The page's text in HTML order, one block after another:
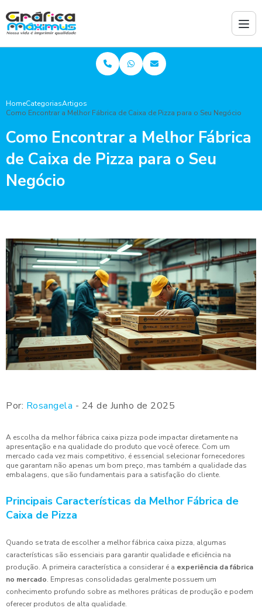
HomeCategoriasArtigos
Como Encontrar a Melhor Fábrica de Caixa de Pizza para o Seu Negócio
Como Encontrar a Melhor Fábrica
de Caixa de Pizza para o Seu
Negócio
Por: Rosangela - 24 de Junho de 2025
A escolha da melhor fábrica caixa pizza pode impactar diretamente na
apresentação e na qualidade do produto que você oferece. Com um
mercado cada vez mais competitivo, é essencial selecionar fornecedores
que garantam não apenas um bom preço, mas também a qualidade das
embalagens, que são fundamentais para a satisfação do cliente.
Principais Características da Melhor Fábrica de
Caixa de Pizza
Quando se trata de escolher a melhor fábrica caixa pizza, algumas
características são essenciais para garantir qualidade e eficiência na
produção. A primeira característica a considerar é a experiência da fábrica
no mercado. Empresas consolidadas geralmente possuem um
conhecimento profundo sobre as melhores práticas de produção e podem
oferecer produtos de alta qualidade.